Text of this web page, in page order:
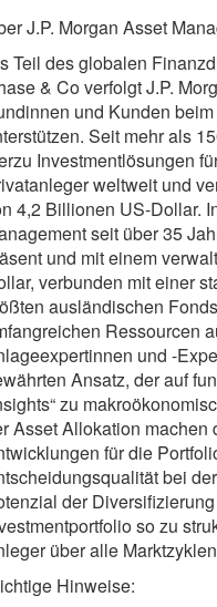
J.P. Morgan Asset
Teil des globalen
& Co verfolgt J.P.
und Kunden
Seit mehr als
Investmentlösungen
weltweit und
4,2 Billionen US-Dollar.
seit über 35
und mit einem
verbunden mit einer
ausländischen
Ressourcen
und -
Ansatz, der auf
zu
Asset Allokation
für die
bei
der
so zu
über alle
Hinweise: